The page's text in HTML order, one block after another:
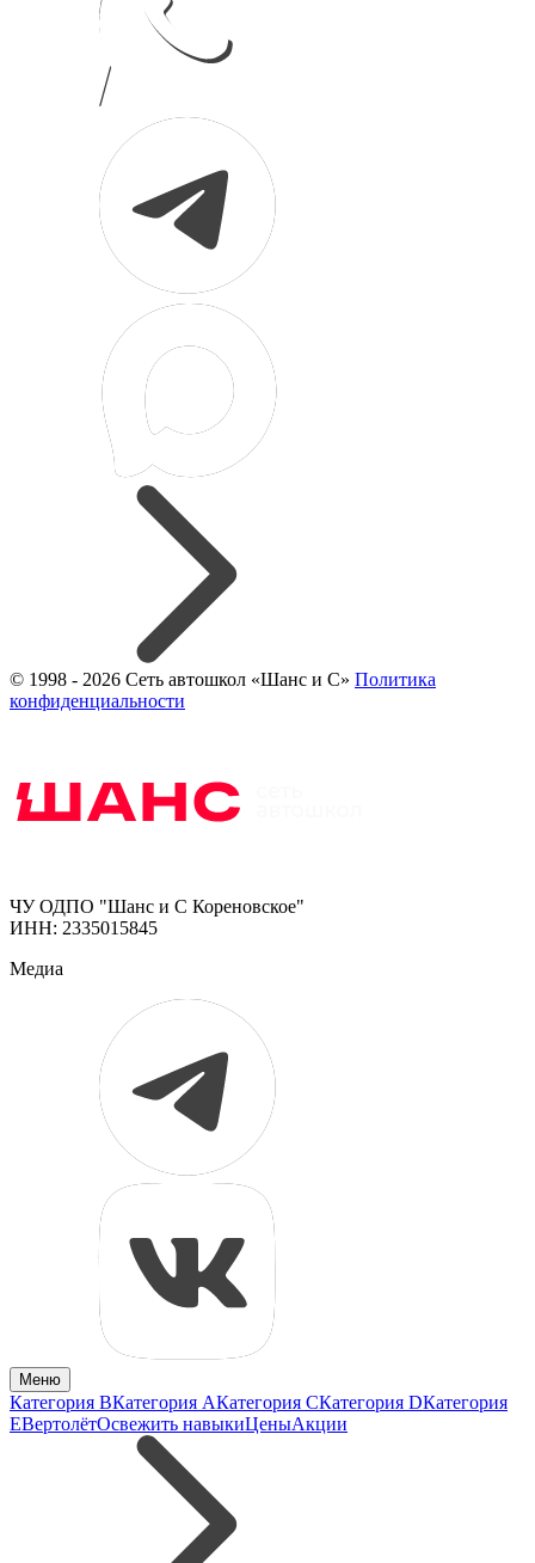
© 1998 - 2026 Сеть автошкол «Шанс и С» Политика
конфиденциальности
ЧУ ОДПО "Шанс и С Кореновское"
ИНН: 2335015845
Медиа
Меню
Категория BКатегория AКатегория CКатегория DКатегория
EВертолётОсвежить навыкиЦеныАкции